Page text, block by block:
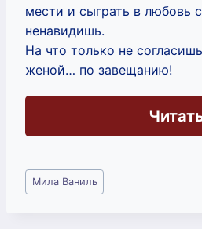
мести и сыграть в любовь
ненавидишь.
На что только не
женой… по завещанию!
Метки
записи:
Мила Ваниль